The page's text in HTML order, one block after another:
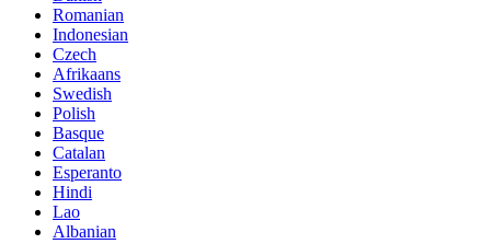
Romanian
Indonesian
Czech
Afrikaans
Swedish
Polish
Basque
Catalan
Esperanto
Hindi
Lao
Albanian